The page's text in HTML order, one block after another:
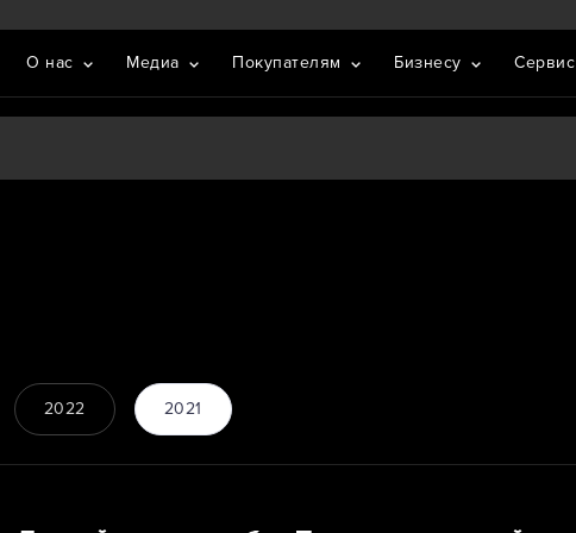
О нас Медиа Покупателям Бизнесу Сервис
2022 2021